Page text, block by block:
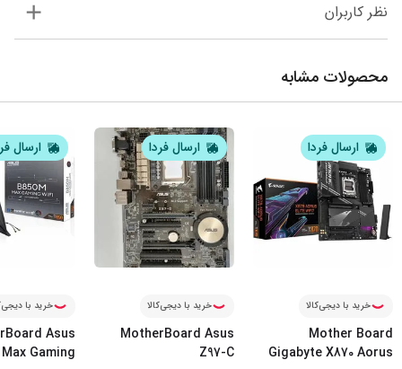
نظر کاربران
محصولات مشابه
ارسال فردا
خرید با دیجی‌کالا
Mother Board
Gigabyte X870 Aorus
ارسال فردا
خرید با دیجی‌کالا
MotherBoard Asus
Z97-C
ارسال
خرید با
Asus
Gaming